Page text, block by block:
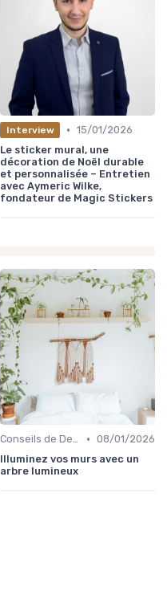
Interview • 15/01/2026
Le sticker mural, une
décoration de Noël durable
et personnalisée – Entretien
avec Aymeric Wilke,
fondateur de Magic Stickers
Conseils de Design d'Intérieur • 08/01/2026
Illuminez vos murs avec un
arbre lumineux